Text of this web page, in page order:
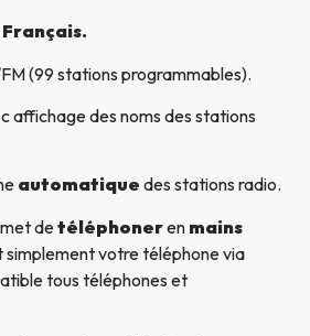
Français.
(99 stations programmables).
affichage des noms des stations
automatique des stations radio.
detéléphoneren mains
simplement votre téléphone via
tous téléphones et